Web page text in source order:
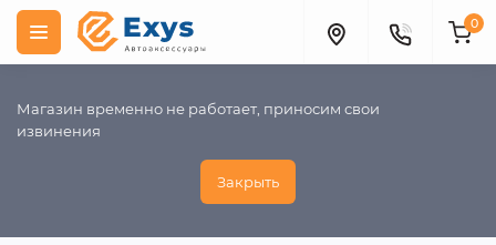
Магазин временно не работает, приносим свои
извинения
Закрыть
0